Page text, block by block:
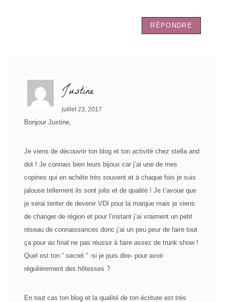
RÉPONDRE
Justine
juillet 23, 2017
Bonjour Justine,
Je viens de découvrir ton blog et ton activité chez stella and
dot ! Je connais bien leurs bijoux car j’ai une de mes
copines qui en achète très souvent et à chaque fois je suis
jalouse tellement ils sont jolis et de qualité ! Je t’avoue que
je serai tenter de devenir VDI pour la marque mais je viens
de changer de région et pour l’instant j’ai vraiment un petit
réseau de connaissances donc j’ai un peu peur de faire tout
ça pour au final ne pas réussir à faire assez de trunk show !
Quel est ton ” secret ” -si je puis dire- pour avoir
régulièrement des hôtesses ?
En tout cas ton blog et la qualité de ton écriture est très